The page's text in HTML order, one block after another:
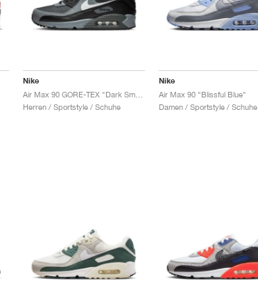
Nike
Air Max 90 GORE-TEX "Dark Smoke Grey"
Herren / Sportstyle / Schuhe
Nike
Air Max 90 "Blissful Blue"
Damen / Sportstyle / Schuhe